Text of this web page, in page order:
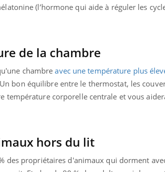
(l’hormone qui aide à réguler les
de la chambre
chambreavec une température plus
Un bon équilibre entre le thermostat, les
température corporelle centrale et vous
hors du lit
des propriétaires d'animaux qui dorment